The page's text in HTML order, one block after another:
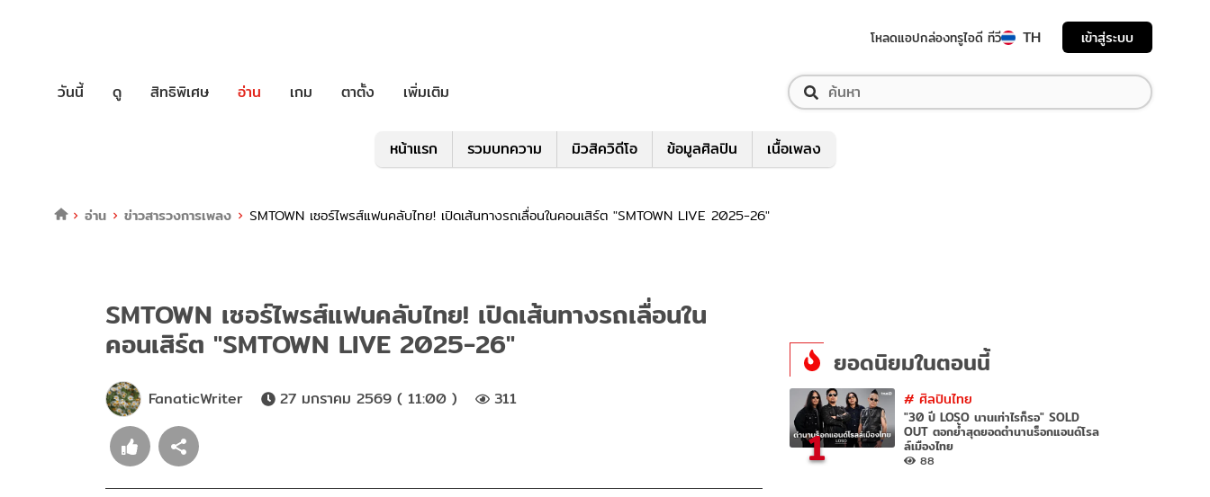
โหลดแอปกล่องทรูไอดี ทีวี TH เข้าสู่ระบบ
วันนี้ ดู สิทธิพิเศษ อ่าน เกม ตาตั้ง เพิ่มเติม
หน้าแรก รวมบทความ มิวสิควิดีโอ ข้อมูลศิลปิน เนื้อเพลง
อ่าน ข่าวสารวงการเพลง SMTOWN เซอร์ไพรส์แฟนคลับไทย! เปิดเส้นทางรถเลื่อนในคอนเสิร์ต "SMTOWN LIVE 2025-26"
SMTOWN เซอร์ไพรส์แฟนคลับไทย! เปิดเส้นทางรถเลื่อนใน
คอนเสิร์ต "SMTOWN LIVE 2025-26"
FanaticWriter 27 มกราคม 2569 ( 11:00 ) 311
ยอดนิยมในตอนนี้
1
# ศิลปินไทย
"30 ปี LOSO นานเท่าไรก็รอ" SOLD
OUT ตอกย้ำสุดยอดตำนานร็อกแอนด์โรล
ล์เมืองไทย
88